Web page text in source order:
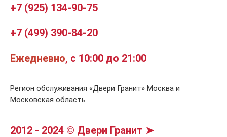
+7 (925) 134-90-75
+7 (499) 390-84-20
Ежедневно, с 10:00 до 21:00
Регион обслуживания «Двери Гранит» Москва и
Московская область
2012 - 2024 © Двери Гранит ➤